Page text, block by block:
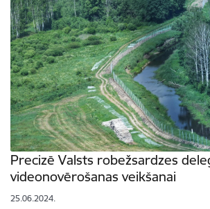
Precizē Valsts robežsardzes
videonovērošanas veikšanai
25.06.2024.